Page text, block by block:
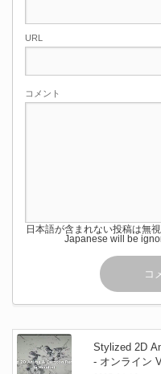
URL
コメント
日本語が含まれない投稿は無
Japanese will be
Stylized 2D
- オンライン